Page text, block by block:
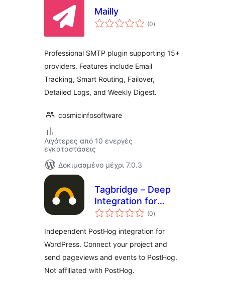
Mailly
(0αξιολογήσεις
σύνολο
)
Professional SMTP plugin supporting 15+
providers. Features include Email
Tracking, Smart Routing, Failover,
Detailed Logs, and Weekly Digest.
cosmicinfosoftware
Λιγότερες από 10 ενεργές
εγκαταστάσεις
Δοκιμασμένο μέχρι 7.0.3
Tagbridge – Deep
Integration for
PostHog
(0αξιολογήσεις
σύνολο
)
Independent PostHog integration for
WordPress. Connect your project and
send pageviews and events to PostHog.
Not affiliated with PostHog.